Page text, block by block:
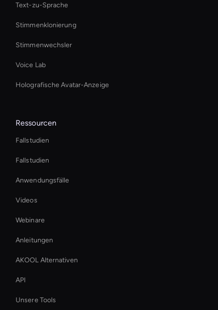
Text-zu-Sprache
Stimmenklonierung
Stimmenwechsler
Voice Lab
Holografische Avatar-Anzeige
Ressourcen
Fallstudien
Fallstudien
Anwendungsfälle
Videos
Webinare
Anleitungen
AKOOL Alternativen
API
Unsere Tools